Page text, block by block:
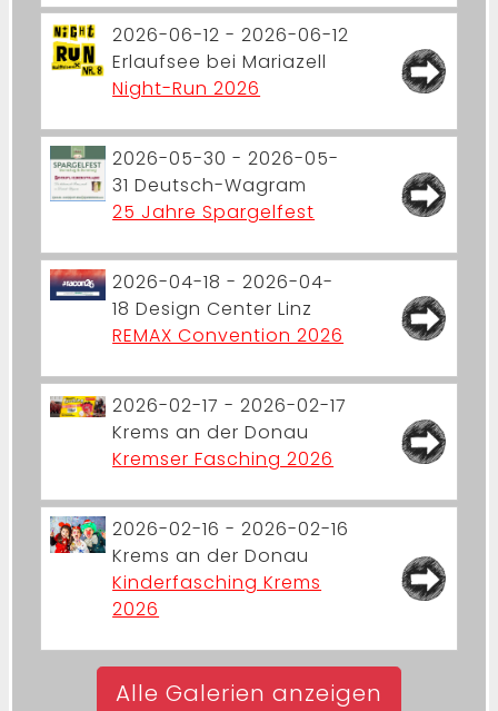
2026-06-12 - 2026-06-12
Erlaufsee bei Mariazell
Night-Run 2026
2026-05-30 - 2026-05-
31 Deutsch-Wagram
25 Jahre Spargelfest
2026-04-18 - 2026-04-
18 Design Center Linz
REMAX Convention 2026
2026-02-17 - 2026-02-17
Krems an der Donau
Kremser Fasching 2026
2026-02-16 - 2026-02-16
Krems an der Donau
Kinderfasching Krems
2026
Alle Galerien anzeigen